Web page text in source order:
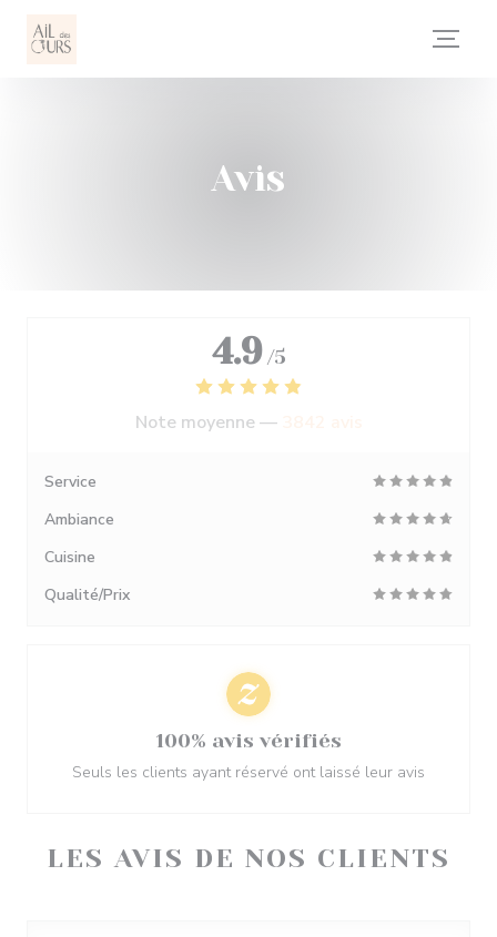
Avis
LES AVIS DE NOS CLIENTS
4.9 /5
Note moyenne —
Service
Ambiance
Cuisine
Qualité/Prix
100% avis vérifiés
Seuls les clients ayant réservé ont laissé leur avis